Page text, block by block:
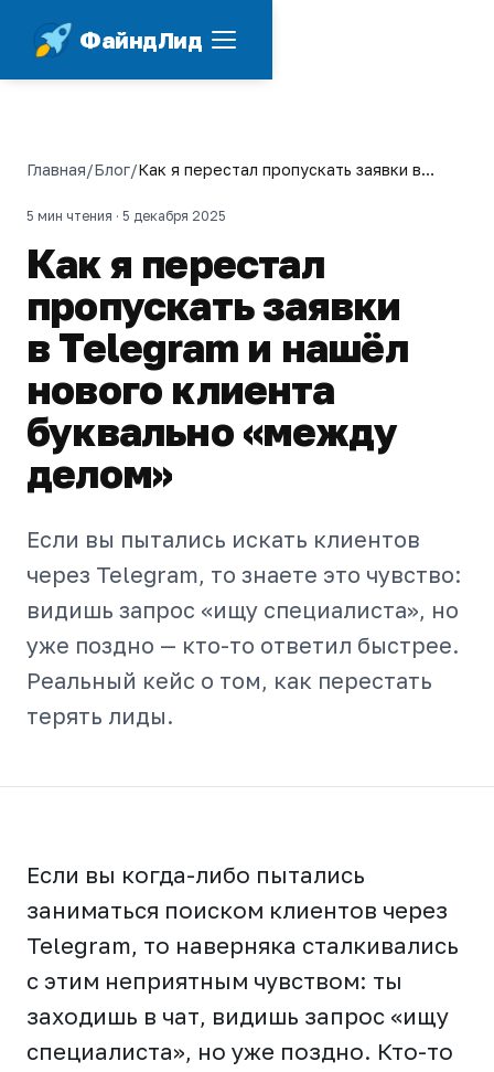
ФайндЛид
Главная/Блог/Как я перестал пропускать заявки в
буквально «между делом»
5 мин чтения · 5 декабря 2025
Как я перестал
пропускать заявки
в Telegram и нашёл
нового клиента
буквально «между
делом»
Если вы пытались искать клиентов
через Telegram, то знаете это чувство:
видишь запрос «ищу специалиста», но
уже поздно — кто-то ответил быстрее.
Реальный кейс о том, как перестать
терять лиды.
Если вы когда-либо пытались
заниматься поиском клиентов через
Telegram, то наверняка сталкивались
с этим неприятным чувством: ты
заходишь в чат, видишь запрос «ищу
специалиста», но уже поздно. Кто-то